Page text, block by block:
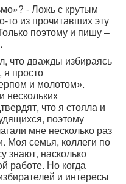
- Ложь с крутым
то из прочитавших эту
поэтому и пишу –
что дважды избираясь
просто
и молотом».
что я стояла и
поэтому
мне несколько раз
Моя семья, коллеги по
знают, насколько
работе. Но когда
и интересы